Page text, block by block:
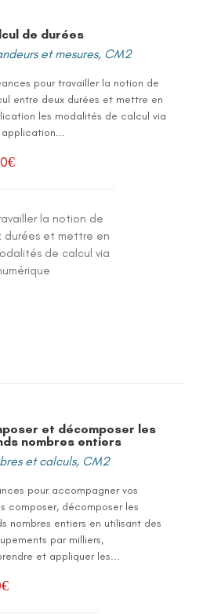
de durées
et mesures, CM2
pour travailler la notion de
entre deux durées et mettre en
les modalités de calcul via
application...
€
la notion de
durées et mettre en
de calcul via
et décomposer les
nombres entiers
et calculs, CM2
pour accompagner vos
composer, décomposer les
nombres entiers en utilisant des
par milliers,
et appliquer les...
€